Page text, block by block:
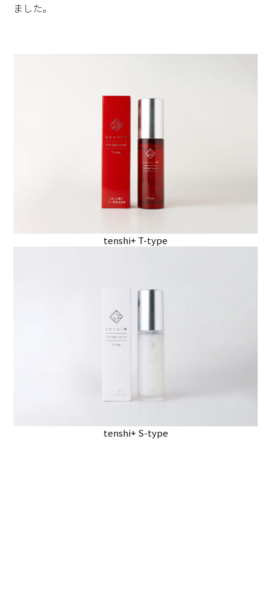
ました。
tenshi+ T-type
tenshi+ S-type